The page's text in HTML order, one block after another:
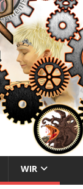
WIR